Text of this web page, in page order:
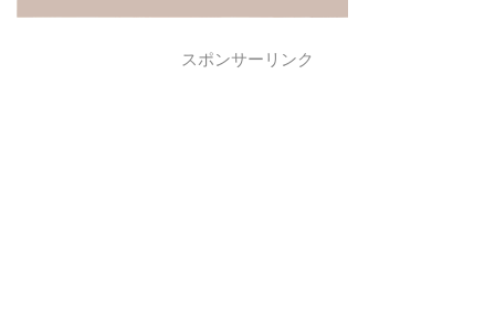
スポンサーリンク